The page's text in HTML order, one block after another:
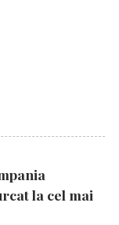
la cel mai